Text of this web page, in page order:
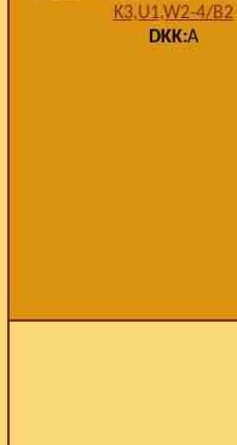
K3,U1,W2-4/B2
DKK:A